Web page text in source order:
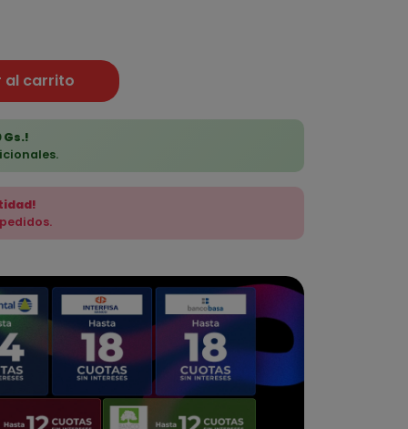
al carrito